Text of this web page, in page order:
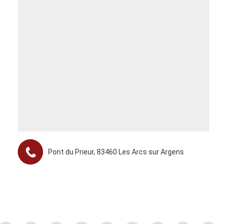
Pont du Prieur, 83460 Les Arcs sur Argens